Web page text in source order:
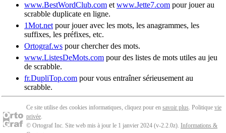
www.BestWordClub.com et www.Jette7.com pour jouer au
scrabble duplicate en ligne.
1Mot.net pour jouer avec les mots, les anagrammes, les
suffixes, les préfixes, etc.
Ortograf.ws pour chercher des mots.
www.ListesDeMots.com pour des listes de mots utiles au jeu
de scrabble.
fr.DupliTop.com pour vous entraîner sérieusement au
scrabble.
Ce site utilise des cookies informatiques, cliquez pour en savoir plus. Politique vie
privée.
© Ortograf Inc. Site web mis à jour le 1 janvier 2024 (v-2.2.0z). Informations &